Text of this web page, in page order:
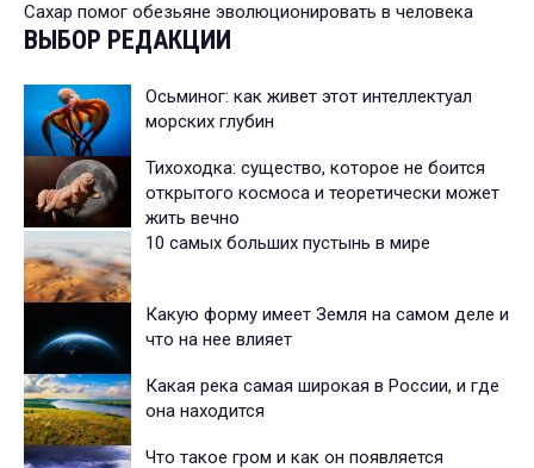
Сахар помог обезьяне эволюционировать в человека
ВЫБОР РЕДАКЦИИ
Осьминог: как живет этот интеллектуал
морских глубин
Тихоходка: существо, которое не боится
открытого космоса и теоретически может
жить вечно
10 самых больших пустынь в мире
Какую форму имеет Земля на самом деле и
что на нее влияет
Какая река самая широкая в России, и где
она находится
Что такое гром и как он появляется